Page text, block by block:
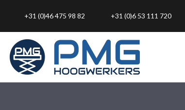
+31 (0)46 475 98 82 +31 (0)6 53 111 720